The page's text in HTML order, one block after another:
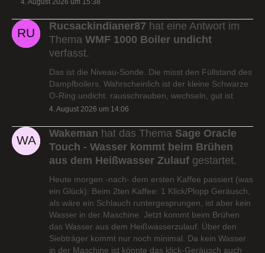
Rucsackindianer87 hat eine Antwort im
Thema WMF 1000 Boiler undicht
verfasst.
Das ist die Niveau-Sonde. Die misst den Füllstand des
Dampfboilers. Wahrscheinlich ist der kleine Schwarze
O-Ring undicht. rausschrauben, wechseln, gut ist
4. August 2026 um 14:06
Wakeman hat das Thema Sage Oracle
Touch - Wasser kommt beim Brühen
aus dem Heißwasser Zulauf gestartet.
Heute morgen -nach- dem ersten Kaffee passiert (was
ein Glück): Beim 2ten Kaffee: 1 Klick/Plopp Geräusch,
als wäre ein Schlauch runtergesprungen, ist aber kein
Wasser in der Maschine. Jetzt kommt beim Brühen
das Wasser aus dem Heißwasserzulauf. Über den
Siebträger kommt nur noch minimal. Da kein Wasser
in der Maschine ist könnte das klick-Geräusch auch